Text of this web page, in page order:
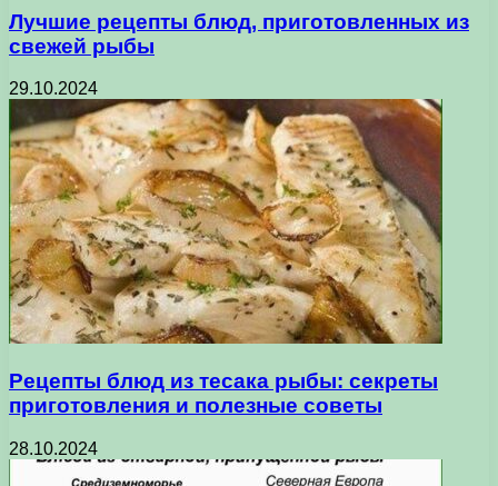
Лучшие рецепты блюд, приготовленных из
свежей рыбы
29.10.2024
Рецепты блюд из тесака рыбы: секреты
приготовления и полезные советы
28.10.2024